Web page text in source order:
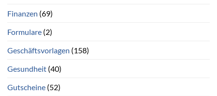
Finanzen (69)
Formulare (2)
Geschäftsvorlagen (158)
Gesundheit (40)
Gutscheine (52)